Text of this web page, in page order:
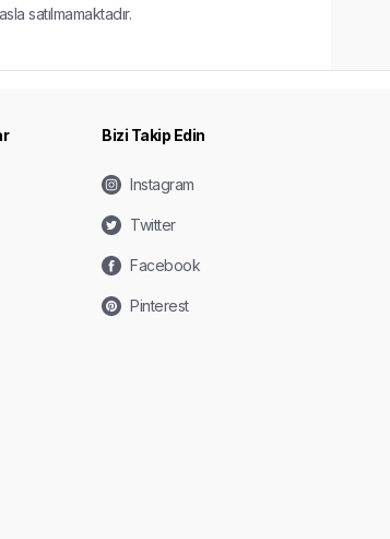
satılmamaktadır.
Bizi Takip Edin
Instagram
Twitter
Facebook
Pinterest